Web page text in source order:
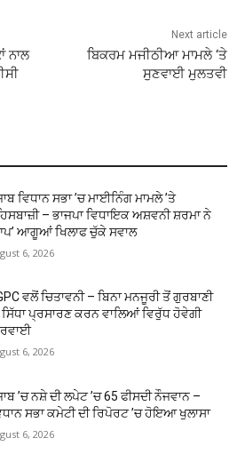
ਨਾਲ
Next article
ਬਿਕਰਮ ਮਜੀਠੀਆ ਮਾਮਲੇ ‘ਤੇ
ਸੁਣਵਾਈ ਮੁਲਤਵੀ
ਵਿਧਾਨ ਸਭਾ ’ਚ ਮਾਈਨਿੰਗ ਮਾਮਲੇ ’ਤੇ
– ਭਾਜਪਾ ਵਿਧਾਇਕ ਅਸ਼ਵਨੀ ਸ਼ਰਮਾ ਨੇ
ਆਗੂਆਂ ਖਿਲਾਫ ਚੁੱਕੇ ਸਵਾਲ
6, 2026
ਵਲੋਂ ਚਿਤਾਵਨੀ – ਬਿਨਾ ਮਨਜੂਰੀ ਤੋਂ ਗੁਰਬਾਣੀ
ਸਿੱਧਾ ਪ੍ਰਸਾਰਣ ਕਰਨ ਵਾਲਿਆਂ ਵਿਰੁੱਧ ਹੋਵੇਗੀ
6, 2026
’ਚ ਨਸ਼ੇ ਦੀ ਲਪੇਟ ’ਚ 65 ਫੀਸਦੀ ਨੌਜਵਾਨ –
ਸਭਾ ਕਮੇਟੀ ਦੀ ਰਿਪੋਰਟ ’ਚ ਹੋਇਆ ਖੁਲਾਸਾ
6, 2026